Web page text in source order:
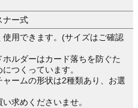
ナー式
使用できます。(サイズはご確認
ホルダーはカード落ちを防ぐた
つくっています。
ャームの形状は2種類あり、お選
求めくださいませ。